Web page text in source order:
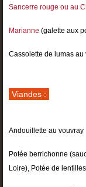
Sancerre rouge ou au
Marianne (galette aux
Cassolette de lumas au
Viandes :
Andouillette au vouvray
Potée berrichonne
Loire), Potée de